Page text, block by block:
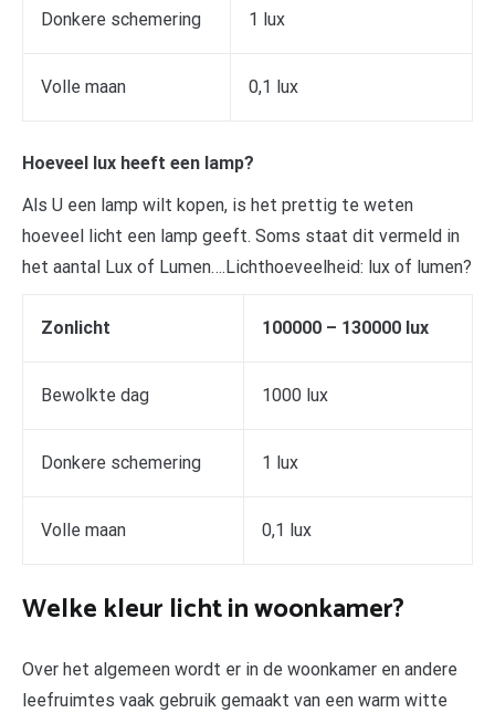
Donkere schemering 1 lux
Volle maan 0,1 lux
Hoeveel lux heeft een lamp?
Als U een lamp wilt kopen, is het prettig te weten
hoeveel licht een lamp geeft. Soms staat dit vermeld in
het aantal Lux of Lumen….Lichthoeveelheid: lux of lumen?
Zonlicht 100000 – 130000 lux
Bewolkte dag 1000 lux
Donkere schemering 1 lux
Volle maan 0,1 lux
Welke kleur licht in woonkamer?
Over het algemeen wordt er in de woonkamer en andere
leefruimtes vaak gebruik gemaakt van een warm witte